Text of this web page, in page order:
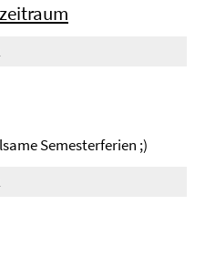
Semesterferien ;)